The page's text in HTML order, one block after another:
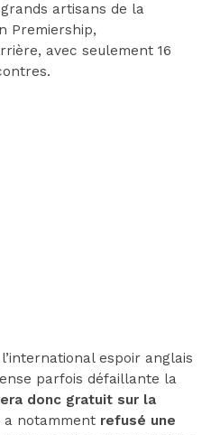
artisans de la
Premiership,
avec seulement 16
espoir anglais
parfois défaillante la
donc gratuit sur la
a notamment refusé une